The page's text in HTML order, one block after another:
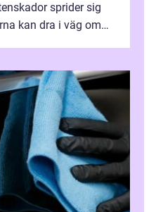
sprider sig
kan dra i väg om